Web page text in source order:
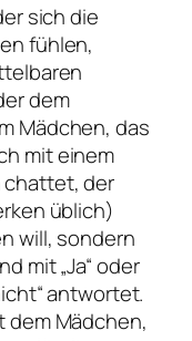
sich die
fühlen,
dem
Mädchen, das
mit einem
chattet, der
üblich)
will, sondern
mit „Ja“ oder
antwortet.
dem Mädchen,